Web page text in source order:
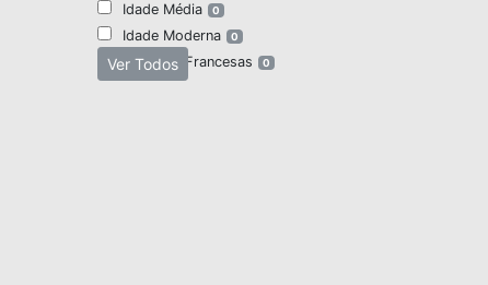
Idade Média 0
Idade Moderna 0
Invasões Francesas 0
Ver Todos